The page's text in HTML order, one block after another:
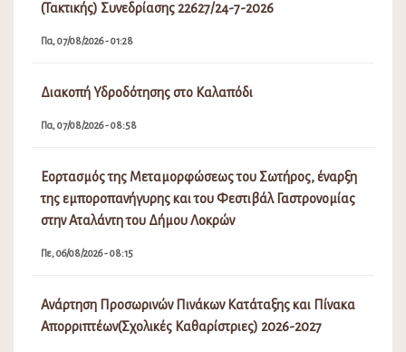
(Τακτικής) Συνεδρίασης 22627/24-7-2026
Πα, 07/08/2026 - 01:28
Διακοπή Υδροδότησης στο Καλαπόδι
Πα, 07/08/2026 - 08:58
Εορτασμός της Μεταμορφώσεως του Σωτήρος, έναρξη
της εμποροπανήγυρης και του Φεστιβάλ Γαστρονομίας
στην Αταλάντη του Δήμου Λοκρών
Πε, 06/08/2026 - 08:15
Ανάρτηση Προσωρινών Πινάκων Κατάταξης και Πίνακα
Απορριπτέων(Σχολικές Καθαρίστριες) 2026-2027